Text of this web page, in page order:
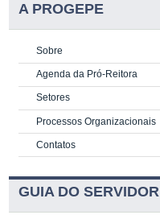
A PROGEPE
Sobre
Agenda da Pró-Reitora
Setores
Processos Organizacionais
Contatos
GUIA DO SERVIDOR